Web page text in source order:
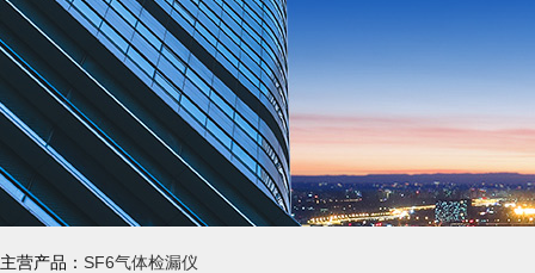
主营产品： SF6气体检漏仪